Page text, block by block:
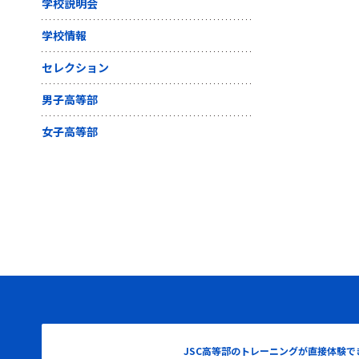
学校説明会
学校情報
セレクション
男子高等部
女子高等部
JSC高等部のトレーニングが直接体験で